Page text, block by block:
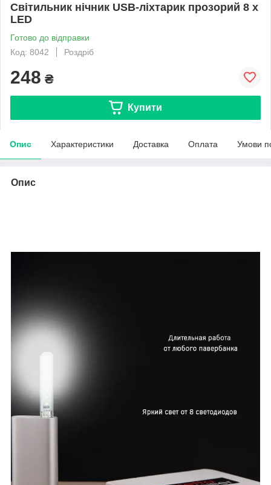
Світильник нічник USB-ліхтарик прозорий 8 x
LED
Готово до відправки
Код: 8042
Роздріб
248 ₴
Купити
Опис Характеристики Доставка Оплата Умови
Опис